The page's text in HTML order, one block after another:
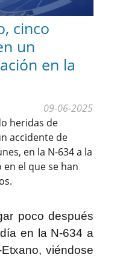
cinco
un
en la
09-06-2025
heridas de
accidente de
en la N-634 a la
el que se han
poco después
en la N-634 a
viéndose